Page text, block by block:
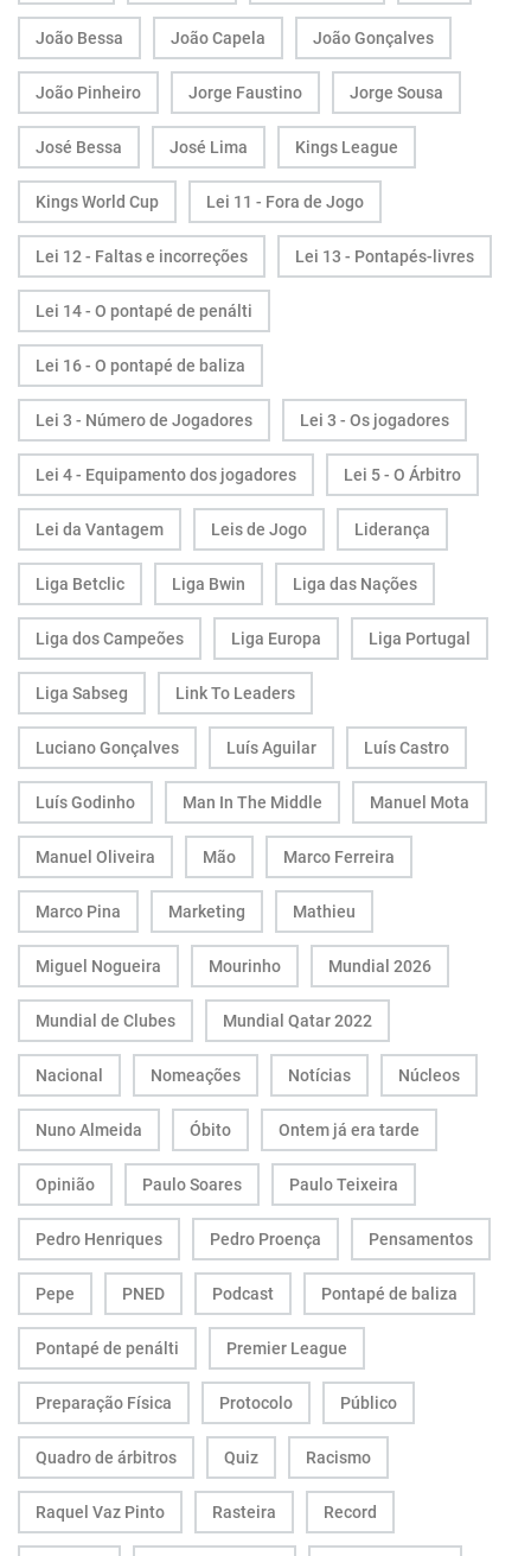
João Bessa João Capela João Gonçalves
João Pinheiro Jorge Faustino Jorge Sousa
José Bessa José Lima Kings League
Kings World Cup Lei 11 - Fora de Jogo
Lei 12 - Faltas e incorreções Lei 13 - Pontapés-livres
Lei 14 - O pontapé de penálti
Lei 16 - O pontapé de baliza
Lei 3 - Número de Jogadores Lei 3 - Os jogadores
Lei 4 - Equipamento dos jogadores Lei 5 - O Árbitro
Lei da Vantagem Leis de Jogo Liderança
Liga Betclic Liga Bwin Liga das Nações
Liga dos Campeões Liga Europa Liga Portugal
Liga Sabseg Link To Leaders
Luciano Gonçalves Luís Aguilar Luís Castro
Luís Godinho Man In The Middle Manuel Mota
Manuel Oliveira Mão Marco Ferreira
Marco Pina Marketing Mathieu
Miguel Nogueira Mourinho Mundial 2026
Mundial de Clubes Mundial Qatar 2022
Nacional Nomeações Notícias Núcleos
Nuno Almeida Óbito Ontem já era tarde
Opinião Paulo Soares Paulo Teixeira
Pedro Henriques Pedro Proença Pensamentos
Pepe PNED Podcast Pontapé de baliza
Pontapé de penálti Premier League
Preparação Física Protocolo Público
Quadro de árbitros Quiz Racismo
Raquel Vaz Pinto Rasteira Record